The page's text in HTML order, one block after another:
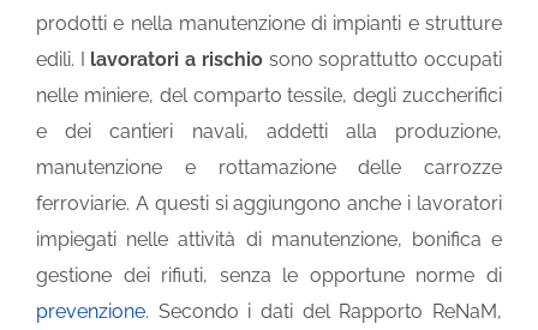
prodotti e nella manutenzione di impianti e strutture
edili. I lavoratori a rischiosono soprattutto occupati
nelle miniere, del comparto tessile, degli zuccherifici
e dei cantieri navali, addetti alla produzione,
manutenzione e rottamazione delle carrozze
ferroviarie. A questi si aggiungono anche i lavoratori
impiegati nelle attività di manutenzione, bonifica e
gestione dei rifiuti, senza le opportune norme di
prevenzione. Secondo i dati del Rapporto ReNaM,